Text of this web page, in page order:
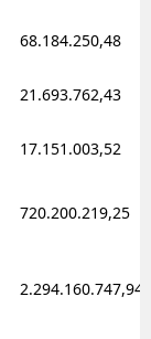
68.184.250,48
21.693.762,43
17.151.003,52
720.200.219,25
2.294.160.747,94